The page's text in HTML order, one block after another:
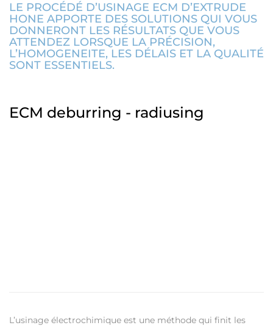
LE PROCÉDÉ D’USINAGE ECM D’EXTRUDE
HONE APPORTE DES SOLUTIONS QUI VOUS
DONNERONT LES RÉSULTATS QUE VOUS
ATTENDEZ LORSQUE LA PRÉCISION,
L’HOMOGENEITE, LES DÉLAIS ET LA QUALITÉ
SONT ESSENTIELS.
ECM deburring - radiusing
L’usinage électrochimique est une méthode qui finit les